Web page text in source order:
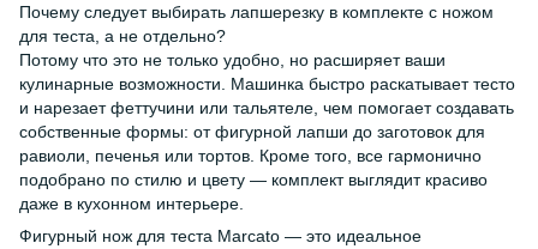
Почему следует выбирать лапшерезку в комплекте с ножом
для теста, а не отдельно?
Потому что это не только удобно, но расширяет ваши
кулинарные возможности. Машинка быстро раскатывает тесто
и нарезает феттучини или тальятеле, чем помогает создавать
собственные формы: от фигурной лапши до заготовок для
равиоли, печенья или тортов. Кроме того, все гармонично
подобрано по стилю и цвету — комплект выглядит красиво
даже в кухонном интерьере.
Фигурный нож для теста Marcato — это идеальное